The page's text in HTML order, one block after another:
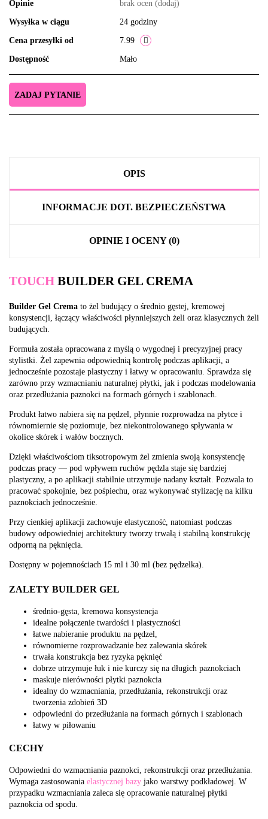
Opinie brak ocen (dodaj)
Wysyłka w ciągu 24 godziny
Cena przesyłki od 7.99
Dostępność Mało
ZADAJ PYTANIE
OPIS
INFORMACJE DOT. BEZPIECZEŃSTWA
OPINIE I OCENY (0)
TOUCH BUILDER GEL CREMA
Builder Gel Crema to żel budujący o średnio gęstej, kremowej
konsystencji, łączący właściwości płynniejszych żeli oraz klasycznych żeli
budujących.
Formuła została opracowana z myślą o wygodnej i precyzyjnej pracy
stylistki. Żel zapewnia odpowiednią kontrolę podczas aplikacji, a
jednocześnie pozostaje plastyczny i łatwy w opracowaniu. Sprawdza się
zarówno przy wzmacnianiu naturalnej płytki, jak i podczas modelowania
oraz przedłużania paznokci na formach górnych i szablonach.
Produkt łatwo nabiera się na pędzel, płynnie rozprowadza na płytce i
równomiernie się poziomuje, bez niekontrolowanego spływania w
okolice skórek i wałów bocznych.
Dzięki właściwościom tiksotropowym żel zmienia swoją konsystencję
podczas pracy — pod wpływem ruchów pędzla staje się bardziej
plastyczny, a po aplikacji stabilnie utrzymuje nadany kształt. Pozwala to
pracować spokojnie, bez pośpiechu, oraz wykonywać stylizację na kilku
paznokciach jednocześnie.
Przy cienkiej aplikacji zachowuje elastyczność, natomiast podczas
budowy odpowiedniej architektury tworzy trwałą i stabilną konstrukcję
odporną na pęknięcia.
Dostępny w pojemnościach 15 ml i 30 ml (bez pędzelka).
ZALETY BUILDER GEL
średnio-gęsta, kremowa konsystencja
idealne połączenie twardości i plastyczności
łatwe nabieranie produktu na pędzel,
równomierne rozprowadzanie bez zalewania skórek
trwała konstrukcja bez ryzyka pęknięć
dobrze utrzymuje łuk i nie kurczy się na długich paznokciach
maskuje nierówności płytki paznokcia
idealny do wzmacniania, przedłużania, rekonstrukcji oraz
tworzenia zdobień 3D
odpowiedni do przedłużania na formach górnych i szablonach
łatwy w piłowaniu
CECHY
Odpowiedni do wzmacniania paznokci, rekonstrukcji oraz przedłużania.
Wymaga zastosowania elastycznej bazy jako warstwy podkładowej. W
przypadku wzmacniania zaleca się opracowanie naturalnej płytki
paznokcia od spodu.